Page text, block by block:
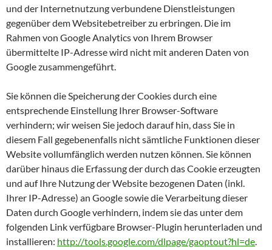
und der Internetnutzung verbundene Dienstleistungen
gegenüber dem Websitebetreiber zu erbringen. Die im
Rahmen von Google Analytics von Ihrem Browser
übermittelte IP-Adresse wird nicht mit anderen Daten von
Google zusammengeführt.
Sie können die Speicherung der Cookies durch eine
entsprechende Einstellung Ihrer Browser-Software
verhindern; wir weisen Sie jedoch darauf hin, dass Sie in
diesem Fall gegebenenfalls nicht sämtliche Funktionen dieser
Website vollumfänglich werden nutzen können. Sie können
darüber hinaus die Erfassung der durch das Cookie erzeugten
und auf Ihre Nutzung der Website bezogenen Daten (inkl.
Ihrer IP-Adresse) an Google sowie die Verarbeitung dieser
Daten durch Google verhindern, indem sie das unter dem
folgenden Link verfügbare Browser-Plugin herunterladen und
installieren: http://tools.google.com/dlpage/gaoptout?hl=de.